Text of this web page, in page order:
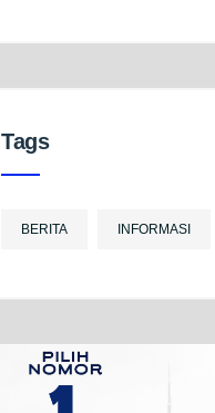
Tags
BERITA INFORMASI